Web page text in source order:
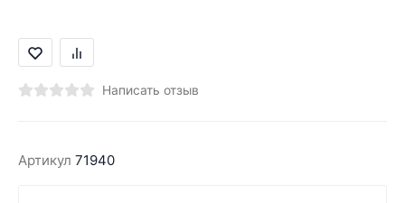
Написать отзыв
Артикул 71940